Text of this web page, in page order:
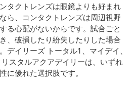
タクトレンズは眼鏡よりも好まれ
ら、コンタクトレンズは周辺視野
る心配がないからです。試合ごと
、破損したり紛失したりした場合
デイリーズ トータル1、マイデイ、
スタルアクアデイリーは、いずれ
に優れた選択肢です。